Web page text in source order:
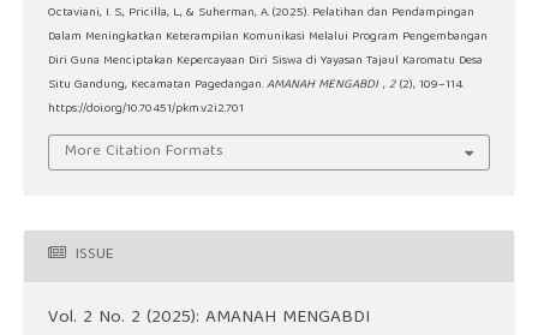
Octaviani, I. S., Pricilla, L., & Suherman, A. (2025). Pelatihan dan Pendampingan
Dalam Meningkatkan Keterampilan Komunikasi Melalui Program Pengembangan
Diri Guna Menciptakan Kepercayaan Diri Siswa di Yayasan Tajaul Karomatu Desa
Situ Gandung, Kecamatan Pagedangan.AMANAH MENGABDI ,2 (2), 109–114.
https://doi.org/10.70451/pkm.v2i2.701
More Citation Formats
ISSUE
Vol. 2 No. 2 (2025): AMANAH MENGABDI